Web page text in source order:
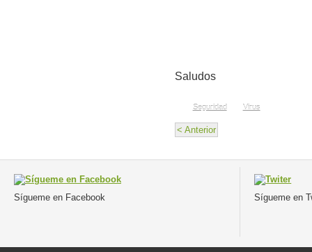
Saludos
Seguridad Virus
< Anterior
Sígueme en Facebook Sígueme en